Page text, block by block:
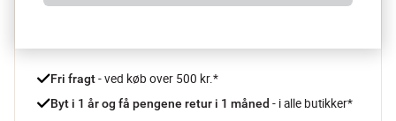
Fri fragt - ved køb over 500 kr.*
Byt i 1 år og få pengene retur i 1 måned - i alle butikker*